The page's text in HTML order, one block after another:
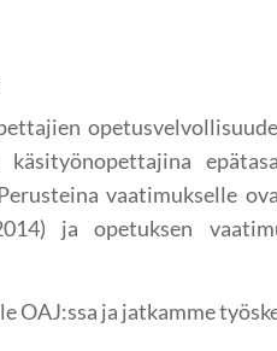
vaatimukselle
ja opetuksen
OAJ:ssa ja jatkamme